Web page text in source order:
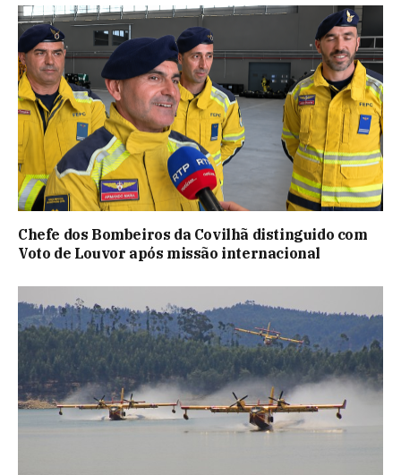
Chefe dos Bombeiros da Covilhã distinguido com
Voto de Louvor após missão internacional